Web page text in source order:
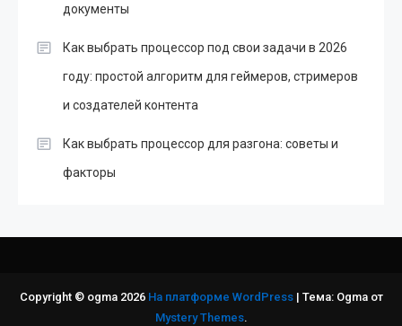
документы
Как выбрать процессор под свои задачи в 2026
году: простой алгоритм для геймеров, стримеров
и создателей контента
Как выбрать процессор для разгона: советы и
факторы
Copyright © ogma 2026 На платформе WordPress | Тема: Ogma от
Mystery Themes.